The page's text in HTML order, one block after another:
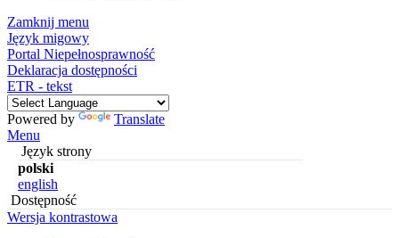
Zamknij menu
Język migowy
Portal Niepełnosprawność
Deklaracja dostępności
ETR - tekst
Powered by
Translate
Menu
Język strony
polski
english
Dostępność
Wersja kontrastowa